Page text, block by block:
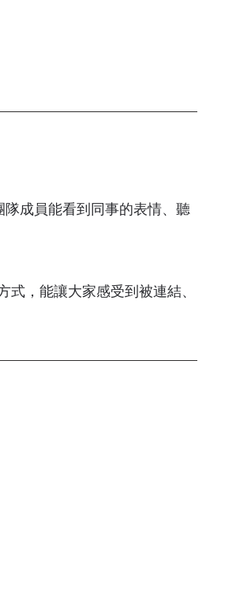
成員能看到同事的表情、聽
式，能讓大家感受到被連結、